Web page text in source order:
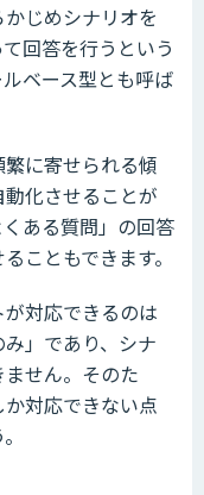
じめシナリオを
回答を行うという
ベース型とも呼ば
に寄せられる傾
化させることが
ある質問」の回答
こともできます。
対応できるのは
み」であり、シナ
せん。そのた
対応できない点